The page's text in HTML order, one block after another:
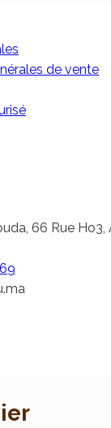
de vente
66 Rue